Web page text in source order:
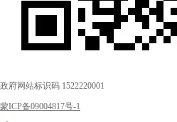
政府网站标识码 1522220001
蒙ICP备09004817号-1